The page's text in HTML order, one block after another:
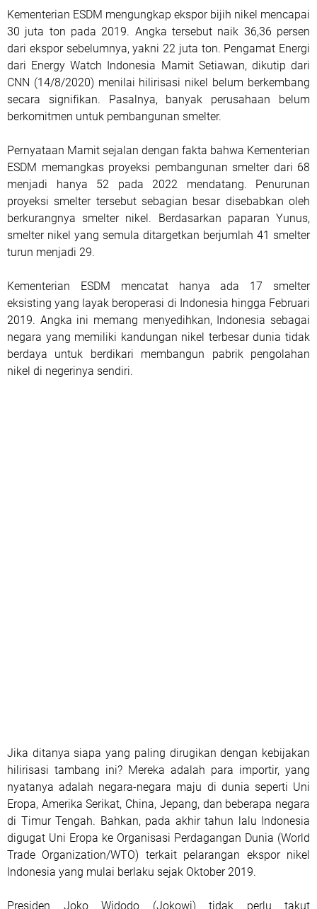
Kementerian ESDM mengungkap ekspor bijih nikel mencapai
30 juta ton pada 2019. Angka tersebut naik 36,36 persen
dari ekspor sebelumnya, yakni 22 juta ton. Pengamat Energi
dari Energy Watch Indonesia Mamit Setiawan, dikutip dari
CNN (14/8/2020) menilai hilirisasi nikel belum berkembang
secara signifikan. Pasalnya, banyak perusahaan belum
berkomitmen untuk pembangunan smelter.
Pernyataan Mamit sejalan dengan fakta bahwa Kementerian
ESDM memangkas proyeksi pembangunan smelter dari 68
menjadi hanya 52 pada 2022 mendatang. Penurunan
proyeksi smelter tersebut sebagian besar disebabkan oleh
berkurangnya smelter nikel. Berdasarkan paparan Yunus,
smelter nikel yang semula ditargetkan berjumlah 41 smelter
turun menjadi 29.
Kementerian ESDM mencatat hanya ada 17 smelter
eksisting yang layak beroperasi di Indonesia hingga Februari
2019. Angka ini memang menyedihkan, Indonesia sebagai
negara yang memiliki kandungan nikel terbesar dunia tidak
berdaya untuk berdikari membangun pabrik pengolahan
nikel di negerinya sendiri.
Jika ditanya siapa yang paling dirugikan dengan kebijakan
hilirisasi tambang ini? Mereka adalah para importir, yang
nyatanya adalah negara-negara maju di dunia seperti Uni
Eropa, Amerika Serikat, China, Jepang, dan beberapa negara
di Timur Tengah. Bahkan, pada akhir tahun lalu Indonesia
digugat Uni Eropa ke Organisasi Perdagangan Dunia (World
Trade Organization/WTO) terkait pelarangan ekspor nikel
Indonesia yang mulai berlaku sejak Oktober 2019.
Presiden Joko Widodo (Jokowi) tidak perlu takut